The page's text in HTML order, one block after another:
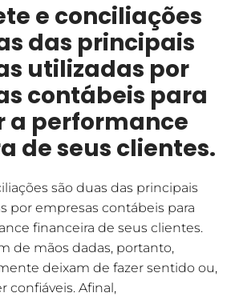
e conciliações
das principais
utilizadas por
contábeis para
a performance
de seus clientes.
são duas das principais
por empresas contábeis para
financeira de seus clientes.
de mãos dadas, portanto,
deixam de fazer sentido ou,
confiáveis. Afinal,